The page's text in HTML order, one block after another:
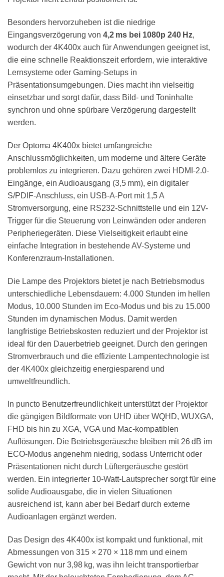
Besonders hervorzuheben ist die niedrige
Eingangsverzögerung von 4,2 ms bei 1080p 240 Hz,
wodurch der 4K400x auch für Anwendungen geeignet ist,
die eine schnelle Reaktionszeit erfordern, wie interaktive
Lernsysteme oder Gaming-Setups in
Präsentationsumgebungen. Dies macht ihn vielseitig
einsetzbar und sorgt dafür, dass Bild- und Toninhalte
synchron und ohne spürbare Verzögerung dargestellt
werden.
Der Optoma 4K400x bietet umfangreiche
Anschlussmöglichkeiten, um moderne und ältere Geräte
problemlos zu integrieren. Dazu gehören zwei HDMI-2.0-
Eingänge, ein Audioausgang (3,5 mm), ein digitaler
S/PDIF-Anschluss, ein USB-A-Port mit 1,5 A
Stromversorgung, eine RS232-Schnittstelle und ein 12V-
Trigger für die Steuerung von Leinwänden oder anderen
Peripheriegeräten. Diese Vielseitigkeit erlaubt eine
einfache Integration in bestehende AV-Systeme und
Konferenzraum-Installationen.
Die Lampe des Projektors bietet je nach Betriebsmodus
unterschiedliche Lebensdauern: 4.000 Stunden im hellen
Modus, 10.000 Stunden im Eco-Modus und bis zu 15.000
Stunden im dynamischen Modus. Damit werden
langfristige Betriebskosten reduziert und der Projektor ist
ideal für den Dauerbetrieb geeignet. Durch den geringen
Stromverbrauch und die effiziente Lampentechnologie ist
der 4K400x gleichzeitig energiesparend und
umweltfreundlich.
In puncto Benutzerfreundlichkeit unterstützt der Projektor
die gängigen Bildformate von UHD über WQHD, WUXGA,
FHD bis hin zu XGA, VGA und Mac-kompatiblen
Auflösungen. Die Betriebsgeräusche bleiben mit 26 dB im
ECO-Modus angenehm niedrig, sodass Unterricht oder
Präsentationen nicht durch Lüftergeräusche gestört
werden. Ein integrierter 10-Watt-Lautsprecher sorgt für eine
solide Audioausgabe, die in vielen Situationen
ausreichend ist, kann aber bei Bedarf durch externe
Audioanlagen ergänzt werden.
Das Design des 4K400x ist kompakt und funktional, mit
Abmessungen von 315 × 270 × 118 mm und einem
Gewicht von nur 3,98 kg, was ihn leicht transportierbar